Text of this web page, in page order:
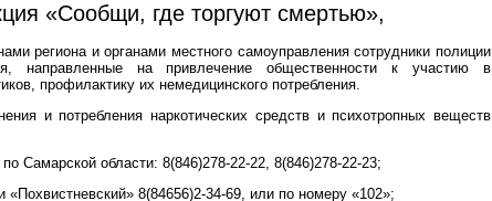
«Сообщи, где торгуют смертью»,
региона и органами местного самоуправления сотрудники полиции
направленные на привлечение общественности к участию в
профилактику их немедицинского потребления.
и потребления наркотических средств и психотропных веществ
Самарской области: 8(846)278-22-22, 8(846)278-22-23;
8(84656)2-34-69, или по номеру «102»;